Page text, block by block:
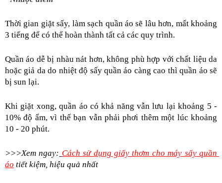
Thời gian giặt sấy, làm sạch quần áo sẽ lâu hơn, mất khoảng
3 tiếng để có thể hoàn thành tất cả các quy trình.
Quần áo dễ bị nhàu nát hơn, không phù hợp với chất liệu da
hoặc giả da do nhiệt độ sấy quần áo càng cao thì quần áo sẽ
bị sun lại.
Khi giặt xong, quần áo có khả năng vẫn lưu lại khoảng 5 -
10% độ ẩm, vì thế bạn vẫn phải phơi thêm một lúc khoảng
10 - 20 phút.
>>>Xem ngay: Cách sử dụng giấy thơm cho máy sấy quần
áo tiết kiệm, hiệu quả nhất